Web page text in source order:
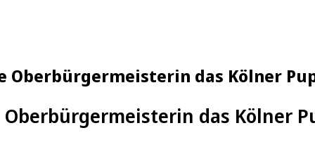
Oberbürgermeisterin das Kölner
Oberbürgermeisterin das Kölner